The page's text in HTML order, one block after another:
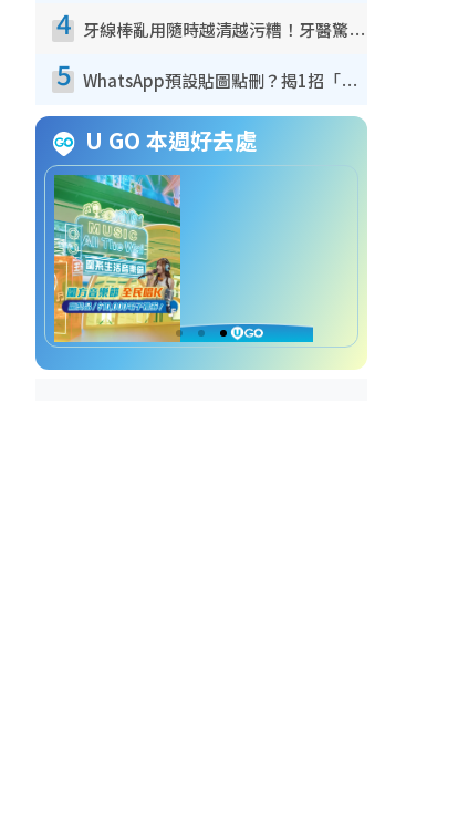
4 牙線棒亂用隨時越清越污糟！牙醫驚揭盲目過戶細菌恐致蛀牙：呢種先係日常真保養
5 WhatsApp預設貼圖點刪？揭1招「反向操作」還原簡潔介面 附3步實測教學
U GO 本週好去處